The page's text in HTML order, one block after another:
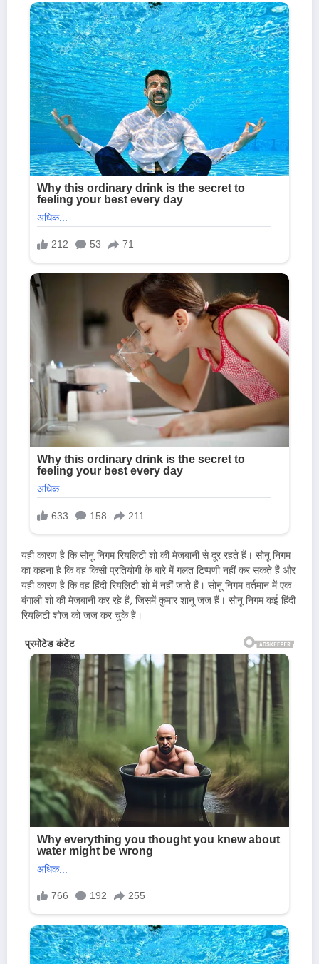
यही कारण है कि सोनू निगम रियलिटी शो की मेजबानी से दूर रहते हैं। सोनू निगम
का कहना है कि वह किसी प्रतियोगी के बारे में गलत टिप्पणी नहीं कर सकते हैं और
यही कारण है कि वह हिंदी रियलिटी शो में नहीं जाते हैं। सोनू निगम वर्तमान में एक
बंगाली शो की मेजबानी कर रहे हैं, जिसमें कुमार शानू जज हैं। सोनू निगम कई हिंदी
रियलिटी शोज को जज कर चुके हैं।